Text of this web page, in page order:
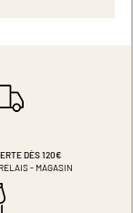
DÈS 120€
- MAGASIN